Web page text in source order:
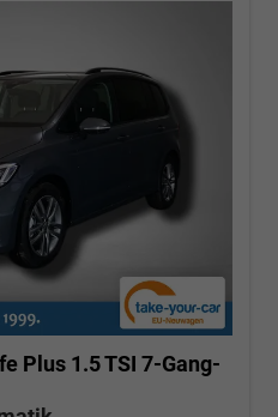
Plus 1.5 TSI 7-Gang-